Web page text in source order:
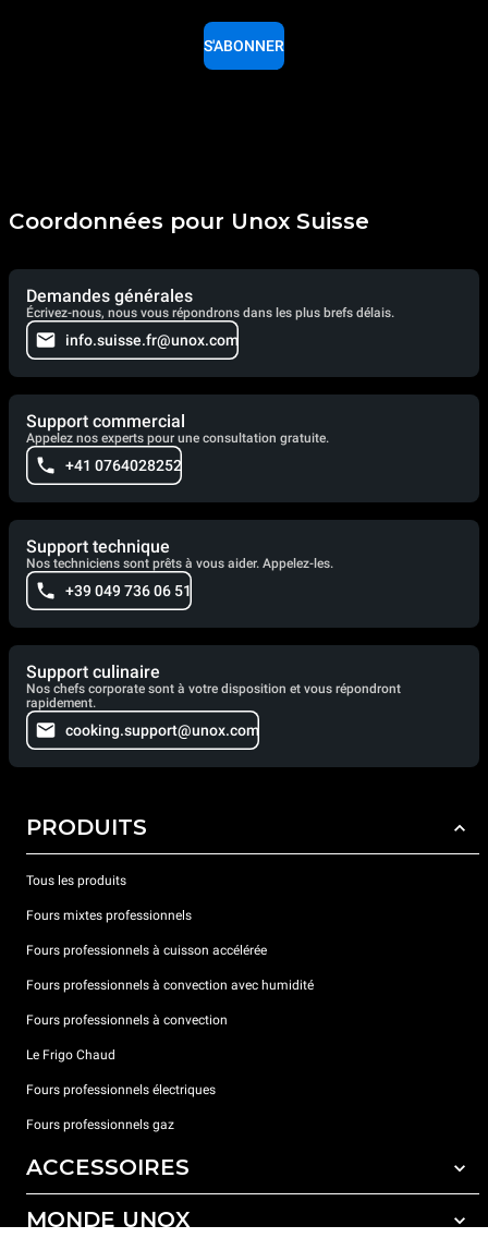
S'ABONNER
Coordonnées pour Unox Suisse
Demandes générales
Écrivez-nous, nous vous répondrons dans les plus brefs délais.
info.suisse.fr@unox.com
Support commercial
Appelez nos experts pour une consultation gratuite.
+41 0764028252
Support technique
Nos techniciens sont prêts à vous aider. Appelez-les.
+39 049 736 06 51
Support culinaire
Nos chefs corporate sont à votre disposition et vous répondront
rapidement.
cooking.support@unox.com
PRODUITS
Tous les produits
Fours mixtes professionnels
Fours professionnels à cuisson accélérée
Fours professionnels à convection avec humidité
Fours professionnels à convection
Le Frigo Chaud
Fours professionnels électriques
Fours professionnels gaz
ACCESSOIRES
Tous les accessoires
MONDE UNOX